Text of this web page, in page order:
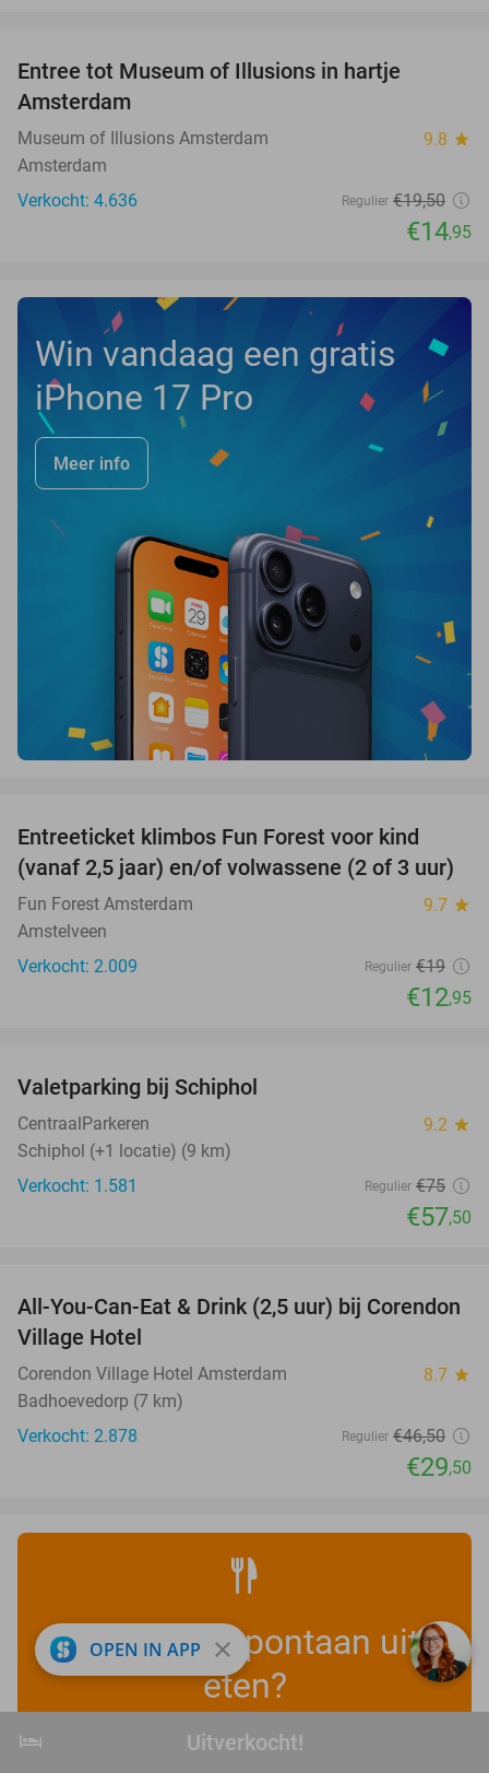
Uitverkocht!
hotel Uitverkocht!
Entree tot Museum of Illusions in hartje
Amsterdam
Museum of Illusions Amsterdam 9.8 star
Amsterdam
Verkocht: 4.636
Regulier €19,50
€14,95
Win vandaag een gratis
iPhone 17 Pro
Meer info
Entreeticket klimbos Fun Forest voor kind
(vanaf 2,5 jaar) en/of volwassene (2 of 3 uur)
Fun Forest Amsterdam 9.7 star
Amstelveen
Verkocht: 2.009
Regulier €19
€12,95
Valetparking bij Schiphol
CentraalParkeren 9.2 star
Schiphol (+1 locatie) (9 km)
Verkocht: 1.581
Regulier €75
€57,50
37%
All-You-Can-Eat & Drink (2,5 uur) bij Corendon
Village Hotel
Corendon Village Hotel Amsterdam 8.7 star
Badhoevedorp (7 km)
Verkocht: 2.878
Regulier €46,50
€29,50
Voordelig spontaan uit
eten?
OPEN IN APP close